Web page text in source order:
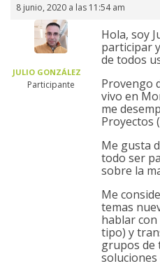
8 junio, 2020 a las 11:54 am
JULIO GONZÁLEZ
Participante
Hola, soy
participar
de todos
Provengo
vivo en
me
Proyectos
Me gusta
todo ser
sobre la
Me
temas
hablar
tipo) y
grupos de
soluciones